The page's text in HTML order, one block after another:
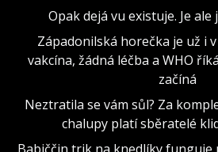
Opak dejá vu existuje. Je
Západonilská horečka je už i
vakcína, žádná léčba a WHO
začíná
Neztratila se vám sůl? Za
chalupy platí sběratelé